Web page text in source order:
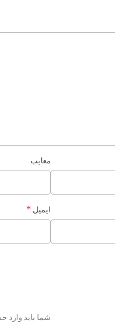
معایب
ایمیل *
شما باید وارد